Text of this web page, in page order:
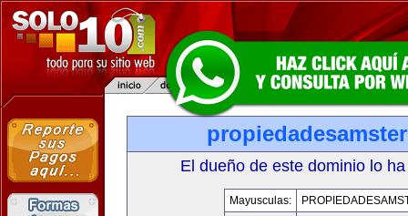
El dueño de este dominio lo
Mayusculas: